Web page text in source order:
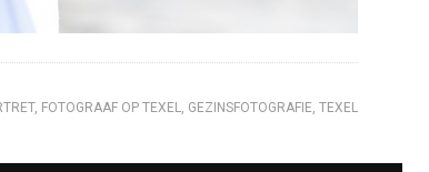
, FOTOGRAAF OP TEXEL, GEZINSFOTOGRAFIE, TEXEL